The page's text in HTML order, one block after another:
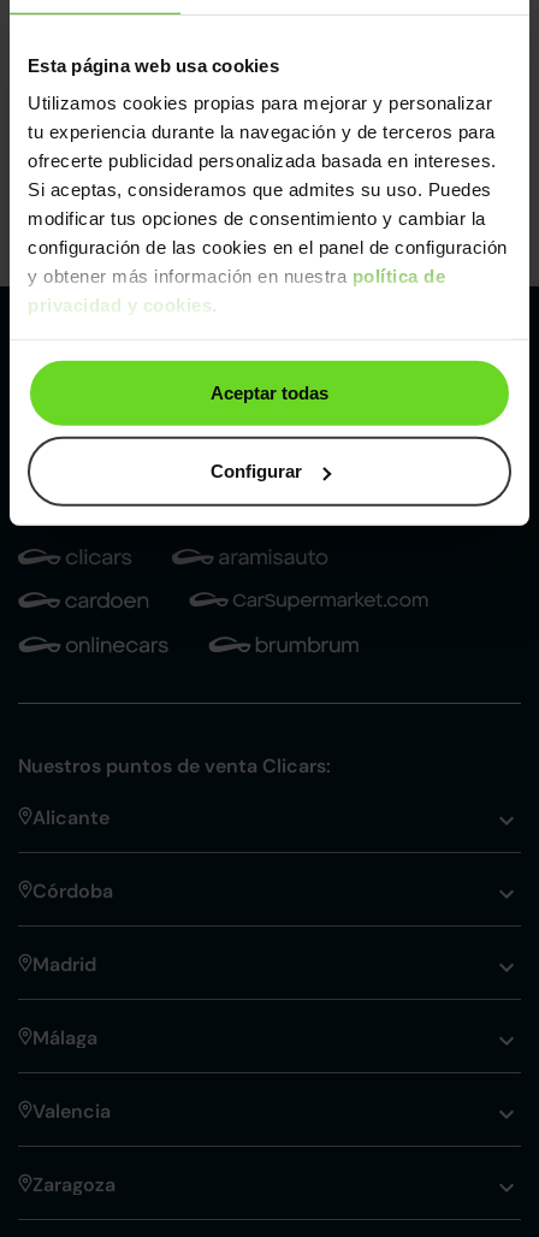
Esta página web usa cookies
Utilizamos cookies propias para mejorar y personalizar
tu experiencia durante la navegación y de terceros para
ofrecerte publicidad personalizada basada en intereses.
Si aceptas, consideramos que admites su uso. Puedes
modificar tus opciones de consentimiento y cambiar la
configuración de las cookies en el panel de configuración
y obtener más información en nuestra política de
privacidad y cookies.
Aceptar todas
Configurar
Pertenecemos al líder europeo de
compraventa de coches online
Con sede en: España, Francia, Bélgica, Reino Unido, Austria
e Italia.
¡Vendemos 1 coche por minuto!
Nuestros puntos de venta Clicars:
Alicante
Córdoba
Madrid
Málaga
Valencia
Zaragoza